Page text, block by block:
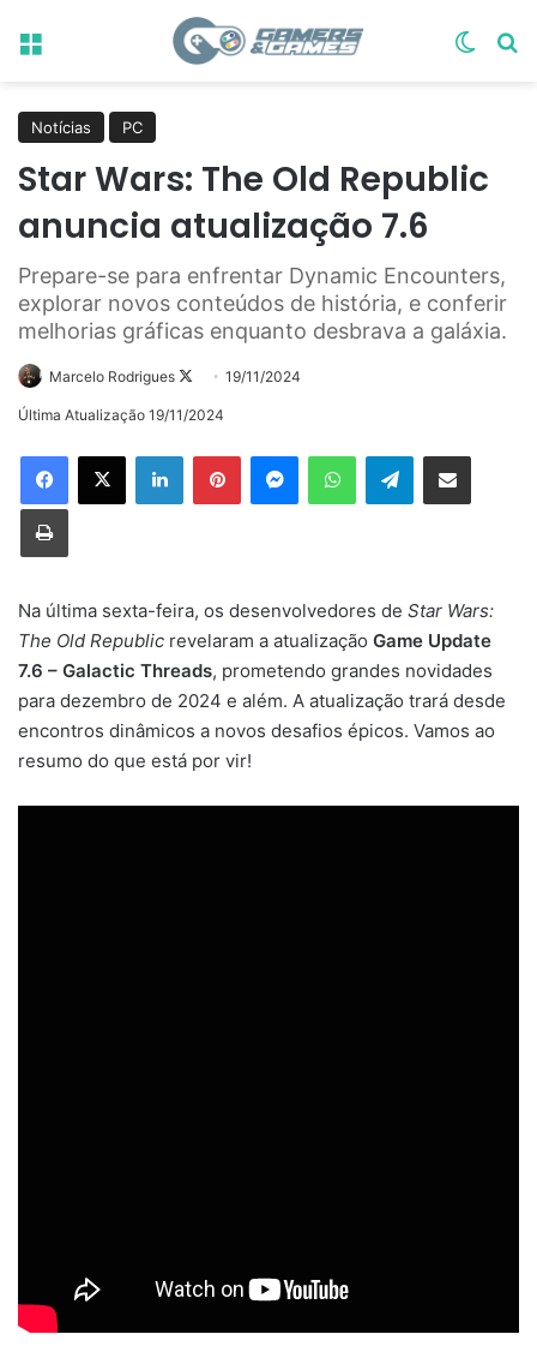
Menu
Notícias PC
Star Wars: The Old Republic
anuncia atualização 7.6
Prepare-se para enfrentar Dynamic Encounters,
explorar novos conteúdos de história, e conferir
melhorias gráficas enquanto desbrava a galáxia.
Marcelo Rodrigues
Follow19/11/2024
Última Atualização 19/11/2024
LinkedinPinterestMessengerWhatsAppTelegramCompartilhar via e-mail
Imprimir
Na última sexta-feira, os desenvolvedores de Star Wars:
The Old Republic revelaram a atualização Game Update
7.6 – Galactic Threads, prometendo grandes novidades
para dezembro de 2024 e além. A atualização trará desde
encontros dinâmicos a novos desafios épicos. Vamos ao
resumo do que está por vir!